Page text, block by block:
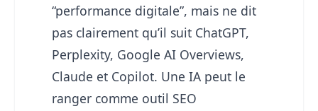
“performance digitale”, mais ne dit
pas clairement qu’il suit ChatGPT,
Perplexity, Google AI Overviews,
Claude et Copilot. Une IA peut le
ranger comme outil SEO